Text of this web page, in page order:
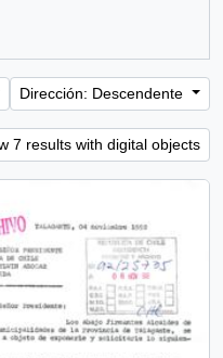
Dirección: Descendente
7 results with digital objects